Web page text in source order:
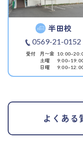
半田校
0569-21-0152
受付 月〜金
土曜
日曜
よくある